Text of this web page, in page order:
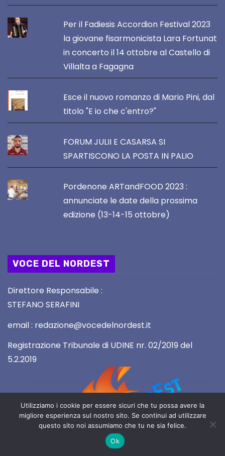
Per il Fadiesis Accordion Festival 2023
la giovane fisarmonicista Lara Fortunat
in concerto il 14 ottobre al Castello di
Villalta a Fagagna
Esce il nuovo romanzo di Mario Pini, dal
titolo "E io che c'entro?"
FORUM JULII E CASARSA SI
SPARTISCONO LA POSTA IN PALIO
Pordenone ARTandFOOD 2023 :
annunciate le date della prossima
edizione (13-14-15 ottobre)
VOCE DEL NORDEST
Direttore Responsabile :
STEFANO SERAFINI
email : redazione@vocedelnordest.it
Registrazione Tribunale di UDINE nr. 02/2019 del
5.2.2019
Utilizziamo i cookie per essere sicuri che tu possa avere la
migliore esperienza sul nostro sito. Se continui ad utilizzare
questo sito noi assumiamo che tu ne sia felice.
Ok